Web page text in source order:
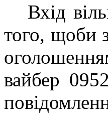
Вхід
того, щоби
вайбер